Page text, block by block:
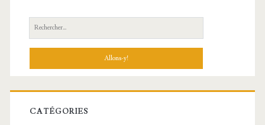
R
e
h
r
c
CATÉGORIES